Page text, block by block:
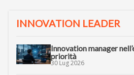
INNOVATION LEADER
Innovation manager
priorità
30 Lug 2026